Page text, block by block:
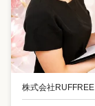
株式会社RUFFREE